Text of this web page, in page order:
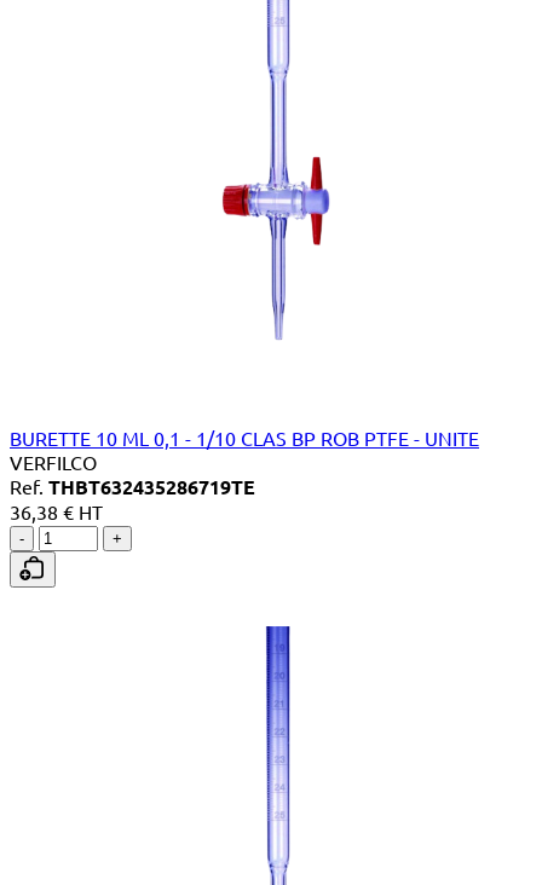
BURETTE 10 ML 0,1 - 1/10 CLAS BP ROB PTFE - UNITE
VERFILCO
Ref. THBT632435286719TE
36,38 € HT
- +